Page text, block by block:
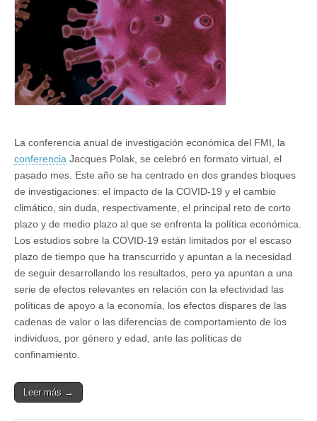
La conferencia anual de investigación económica del FMI, la
conferencia Jacques Polak, se celebró en formato virtual, el
pasado mes. Este año se ha centrado en dos grandes bloques
de investigaciones: el impacto de la COVID-19 y el cambio
climático, sin duda, respectivamente, el principal reto de corto
plazo y de medio plazo al que se enfrenta la política económica.
Los estudios sobre la COVID-19 están limitados por el escaso
plazo de tiempo que ha transcurrido y apuntan a la necesidad
de seguir desarrollando los resultados, pero ya apuntan a una
serie de efectos relevantes en relación con la efectividad las
políticas de apoyo a la economía, los efectos dispares de las
cadenas de valor o las diferencias de comportamiento de los
individuos, por género y edad, ante las políticas de
confinamiento.
Leer más →